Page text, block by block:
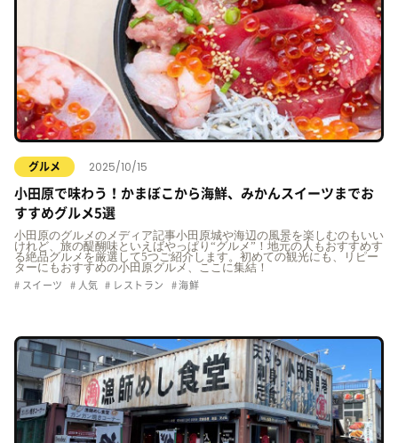
グルメ 2025/10/15
小田原で味わう！かまぼこから海鮮、みかんスイーツまでお
すすめグルメ5選
小田原のグルメのメディア記事小田原城や海辺の風景を楽しむのもいい
けれど、旅の醍醐味といえばやっぱり“グルメ”！地元の人もおすすめす
る絶品グルメを厳選して5つご紹介します。初めての観光にも、リピー
ターにもおすすめの小田原グルメ、ここに集結！
スイーツ 人気 レストラン 海鮮